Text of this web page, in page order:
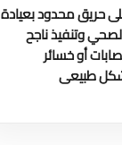
حريق محدود بعيادة
وتنفيذ ناجح
أو خسائر
طبيعى